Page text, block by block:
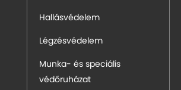
Hallásvédelem
Légzésvédelem
Munka- és speciális
védőruházat